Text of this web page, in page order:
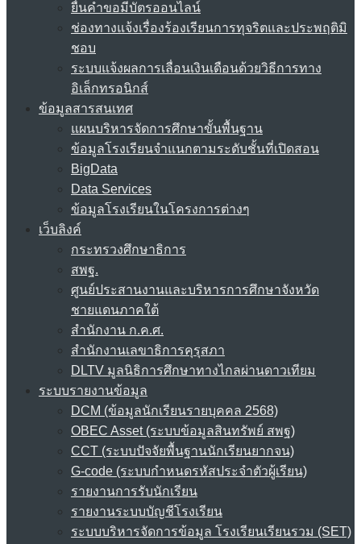
ยื่นคำขอมีบัตรออนไลน์
ช่องทางแจ้งเรื่องร้องเรียนการทุจริตและประพฤติมิ
ชอบ
ระบบแจ้งผลการเลื่อนเงินเดือนด้วยวิธีการทาง
อิเล็กทรอนิกส์
ข้อมูลสารสนเทศ
แผนบริหารจัดการศึกษาขั้นพื้นฐาน
ข้อมูลโรงเรียนจำแนกตามระดับชั้นที่เปิดสอน
BigData
Data Services
ข้อมูลโรงเรียนในโครงการต่างๆ
เว็บลิงค์
กระทรวงศึกษาธิการ
สพฐ.
ศูนย์ประสานงานและบริหารการศึกษาจังหวัด
ชายแดนภาคใต้
สำนักงาน ก.ค.ศ.
สำนักงานเลขาธิการคุรุสภา
DLTV มูลนิธิการศึกษาทางไกลผ่านดาวเทียม
ระบบรายงานข้อมูล
DCM (ข้อมูลนักเรียนรายบุคคล 2568)
OBEC Asset (ระบบข้อมูลสินทรัพย์ สพฐ)
CCT (ระบบปัจจัยพื้นฐานนักเรียนยากจน)
G-code (ระบบกำหนดรหัสประจำตัวผู้เรียน)
รายงานการรับนักเรียน
รายงานระบบบัญชีโรงเรียน
ระบบบริหารจัดการข้อมูล โรงเรียนเรียนรวม (SET)